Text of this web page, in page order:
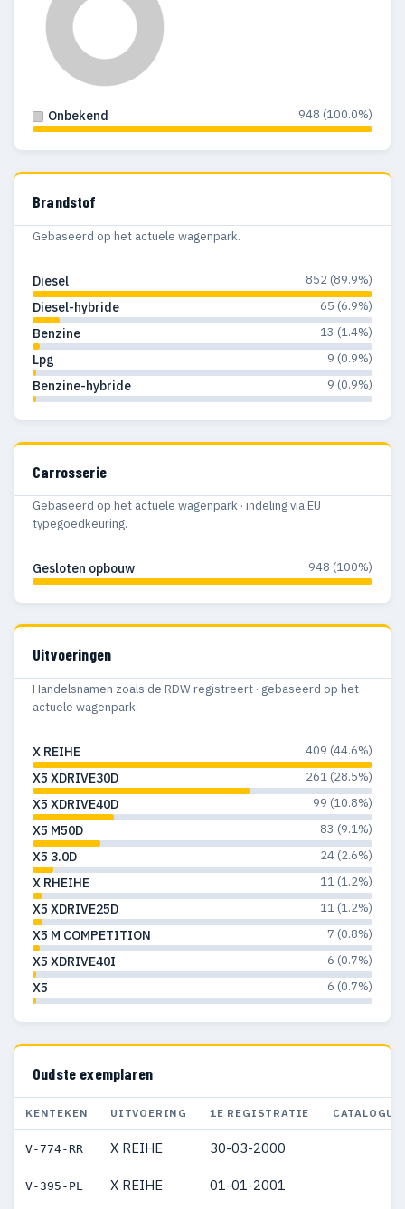
Onbekend 948 (100.0%)
Brandstof
Gebaseerd op het actuele wagenpark.
Diesel 852 (89.9%)
Diesel-hybride 65 (6.9%)
Benzine 13 (1.4%)
Lpg 9 (0.9%)
Benzine-hybride 9 (0.9%)
Carrosserie
Gebaseerd op het actuele wagenpark · indeling via EU
typegoedkeuring.
Gesloten opbouw 948 (100%)
Uitvoeringen
Handelsnamen zoals de RDW registreert · gebaseerd op het
actuele wagenpark.
X REIHE 409 (44.6%)
X5 XDRIVE30D 261 (28.5%)
X5 XDRIVE40D 99 (10.8%)
X5 M50D 83 (9.1%)
X5 3.0D 24 (2.6%)
X RHEIHE 11 (1.2%)
X5 XDRIVE25D 11 (1.2%)
X5 M COMPETITION 7 (0.8%)
X5 XDRIVE40I 6 (0.7%)
X5 6 (0.7%)
Oudste exemplaren
KENTEKEN UITVOERING 1E REGISTRATIE
V-774-RR X REIHE 30-03-2000
V-395-PL X REIHE 01-01-2001